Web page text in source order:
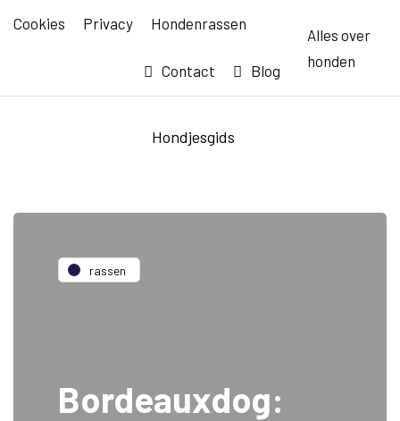
Cookies Privacy Hondenrassen
Blog
Contact
Alles over
honden
Hondjesgids
rassen
Bordeauxdog: